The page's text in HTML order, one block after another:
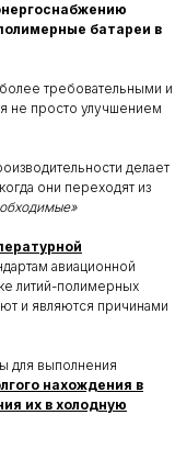
батареи в
требовательными и
не просто улучшением
делает
они переходят из
авиационной
литий-полимерных
и являются причинами
для выполнения
нахождения в
их в холодную